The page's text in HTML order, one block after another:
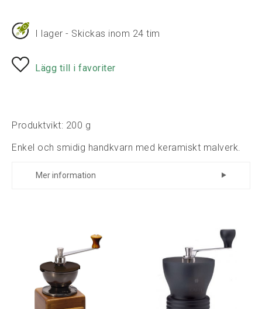
I lager - Skickas inom 24 tim
Lägg till i favoriter
Produktvikt: 200 g
Enkel och smidig handkvarn med keramiskt malverk.
Mer information
Aluminiumchassi